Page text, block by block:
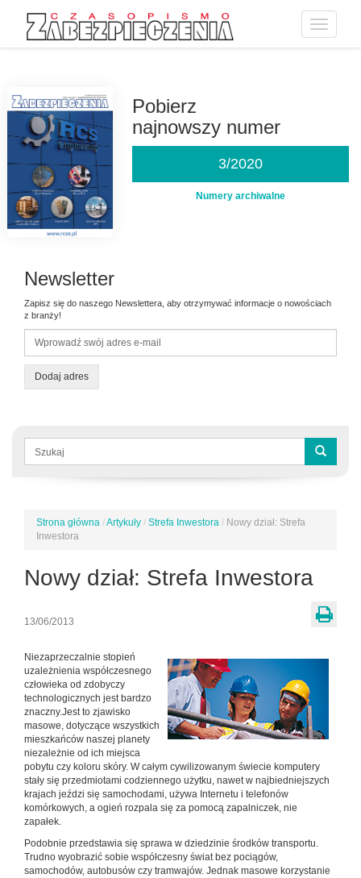
Toggle
Pobierz
najnowszy numer
3/2020
Numery archiwalne
Newsletter
Zapisz się do naszego Newslettera, aby otrzymywać informacje o nowościach
z branży!
Dodaj adres
Formularz
wyszukiwania
Jesteś
tutaj
Strona główna /Artykuły / Strefa Inwestora / Nowy dział: Strefa
Inwestora
Nowy dział: Strefa Inwestora
13/06/2013
Niezaprzeczalnie stopień
uzależnienia współczesnego
człowieka od zdobyczy
technologicznych jest bardzo
znaczny.Jest to zjawisko
masowe, dotyczące wszystkich
mieszkańców naszej planety
niezależnie od ich miejsca
pobytu czy koloru skóry. W całym cywilizowanym świecie komputery
stały się przedmiotami codziennego użytku, nawet w najbiedniejszych
krajach jeździ się samochodami, używa Internetu i telefonów
komórkowych, a ogień rozpala się za pomocą zapalniczek, nie
zapałek.
Podobnie przedstawia się sprawa w dziedzinie środków transportu.
Trudno wyobrazić sobie współczesny świat bez pociągów,
samochodów, autobusów czy tramwajów. Jednak masowe korzystanie